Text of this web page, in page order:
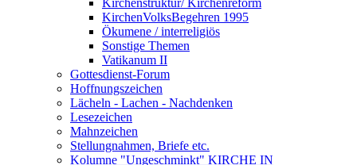
Kirchenstruktur/ Kirchenreform
KirchenVolksBegehren 1995
Ökumene / interreligiös
Sonstige Themen
Vatikanum II
Gottesdienst-Forum
Hoffnungszeichen
Lächeln - Lachen - Nachdenken
Lesezeichen
Mahnzeichen
Stellungnahmen, Briefe etc.
Kolumne "Ungeschminkt" KIRCHE IN